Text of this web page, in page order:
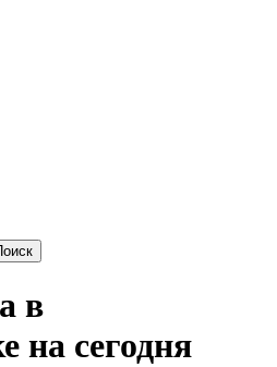
в
на сегодня